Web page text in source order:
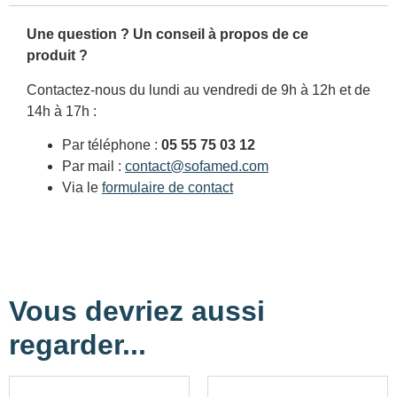
Une question ? Un conseil à propos de ce
produit ?
Contactez-nous du lundi au vendredi de 9h à 12h et de
14h à 17h :
Par téléphone : 05 55 75 03 12
Par mail : contact@sofamed.com
Via le formulaire de contact
Vous devriez aussi
regarder...